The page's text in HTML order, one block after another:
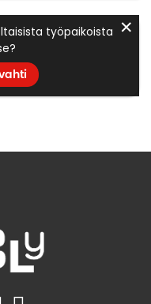
työpaikoista ✕